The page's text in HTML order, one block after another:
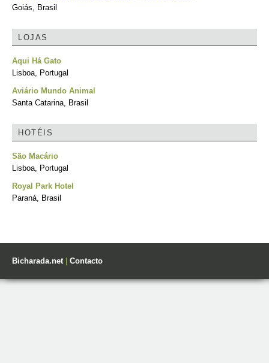
Goiás, Brasil
LOJAS
Aqui Há Gato
Lisboa, Portugal
Aviário Mundo Animal
Santa Catarina, Brasil
HOTÉIS
São Macário
Lisboa, Portugal
Royal Park Hotel
Paraná, Brasil
Bicharada.net| Contacto